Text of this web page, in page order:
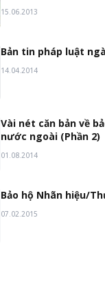
15.06.2013
Bản tin pháp luật
14.04.2014
Vài nét căn bản về
nước ngoài (Phần 2)
01.08.2014
Bảo hộ Nhãn hiệu/
07.02.2015